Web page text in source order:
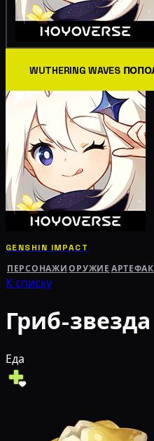
WUTHERING WAVES
GENSHIN IMPACT
ПЕРСОНАЖИ ОРУЖИЕ
К списку
Гриб-звезда
Еда